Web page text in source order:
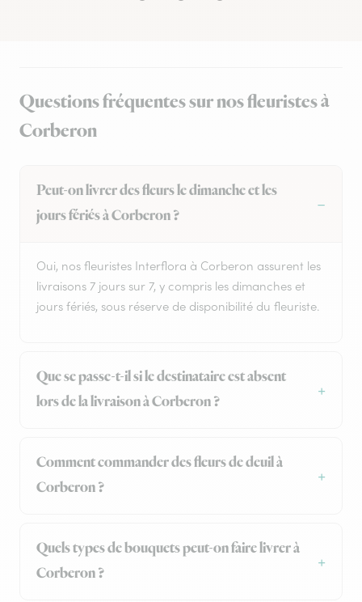
Questions fréquentes sur nos fleuristes à
Corberon
Peut-on livrer des fleurs le dimanche et les
jours fériés à Corberon ?
Oui, nos fleuristes Interflora à Corberon assurent les
livraisons 7 jours sur 7, y compris les dimanches et
jours fériés, sous réserve de disponibilité du fleuriste.
Que se passe-t-il si le destinataire est absent
lors de la livraison à Corberon ?
Comment commander des fleurs de deuil à
Corberon ?
Quels types de bouquets peut-on faire livrer à
Corberon ?